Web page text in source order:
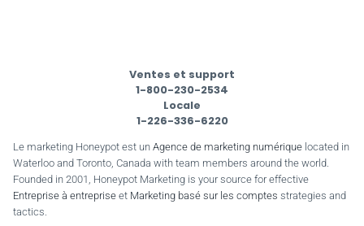
Ventes et support
1-800-230-2534
Locale
1-226-336-6220
Le marketing Honeypot est un Agence de marketing numérique located in
Waterloo and Toronto, Canada with team members around the world.
Founded in 2001, Honeypot Marketing is your source for effective
Entreprise à entreprise et Marketing basé sur les comptes strategies and
tactics.